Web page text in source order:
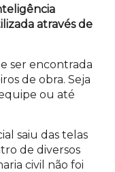
através de
ser encontrada
de obra. Seja
ou até
saiu das telas
de diversos
civil não foi